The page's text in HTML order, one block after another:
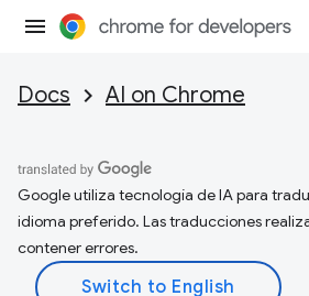
Docs AI on Chrome
Google utiliza tecnología de IA para
idioma preferido. Las traducciones
contener errores.